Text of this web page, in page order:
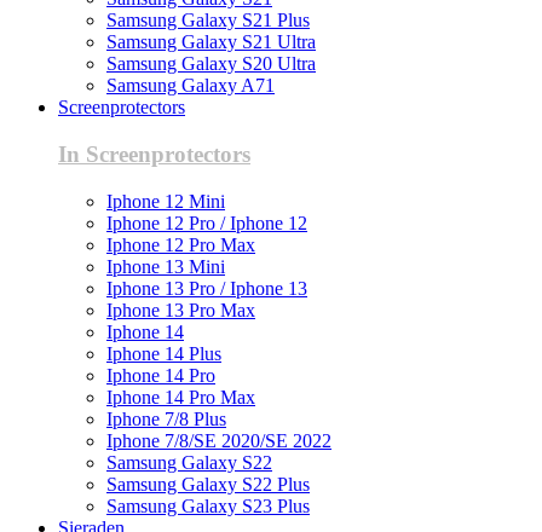
Samsung Galaxy S21 Plus
Samsung Galaxy S21 Ultra
Samsung Galaxy S20 Ultra
Samsung Galaxy A71
Screenprotectors
In Screenprotectors
Iphone 12 Mini
Iphone 12 Pro / Iphone 12
Iphone 12 Pro Max
Iphone 13 Mini
Iphone 13 Pro / Iphone 13
Iphone 13 Pro Max
Iphone 14
Iphone 14 Plus
Iphone 14 Pro
Iphone 14 Pro Max
Iphone 7/8 Plus
Iphone 7/8/SE 2020/SE 2022
Samsung Galaxy S22
Samsung Galaxy S22 Plus
Samsung Galaxy S23 Plus
Sieraden